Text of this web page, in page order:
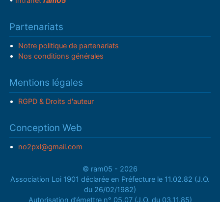
Partenariats
Notre politique de partenariats
Nos conditions générales
Mentions légales
RGPD & Droits d'auteur
Conception Web
no2pxl@gmail.com
© ram05 - 2026
Association Loi 1901 déclarée en Préfecture le 11.02.82 (J.O.
du 26/02/1982)
Autorisation d’émettre n° 05.07 (J.O. du 03.11.85)